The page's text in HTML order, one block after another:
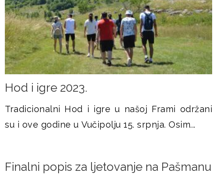
Hod i igre 2023.
Tradicionalni Hod i igre u našoj Frami održani
su i ove godine u Vučipolju 15. srpnja. Osim...
Finalni popis za ljetovanje na Pašmanu